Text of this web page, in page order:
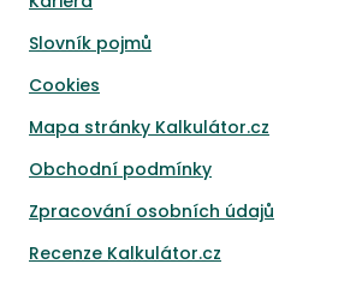
Slovník pojmů
Cookies
Mapa stránky Kalkulátor.cz
Obchodní podmínky
Zpracování osobních údajů
Recenze Kalkulátor.cz